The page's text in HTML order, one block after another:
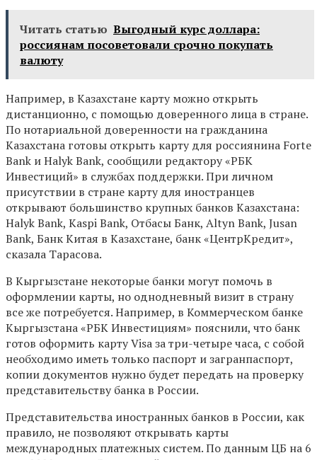
Читать статью Выгодный курс доллара:
россиянам посоветовали срочно покупать
валюту
Например, в Казахстане карту можно открыть
дистанционно, с помощью доверенного лица в стране.
По нотариальной доверенности на гражданина
Казахстана готовы открыть карту для россиянина Forte
Bank и Halyk Bank, сообщили редактору «РБК
Инвестиций» в службах поддержки. При личном
присутствии в стране карту для иностранцев
открывают большинство крупных банков Казахстана:
Halyk Bank, Kaspi Bank, Отбасы Банк, Altyn Bank, Jusan
Bank, Банк Китая в Казахстане, банк «ЦентрКредит»,
сказала Тарасова.
В Кыргызстане некоторые банки могут помочь в
оформлении карты, но однодневный визит в страну
все же потребуется. Например, в Коммерческом банке
Кыргызстана «РБК Инвестициям» пояснили, что банк
готов оформить карту Visa за три-четыре часа, с собой
необходимо иметь только паспорт и загранпаспорт,
копии документов нужно будет передать на проверку
представительству банка в России.
Представительства иностранных банков в России, как
правило, не позволяют открывать карты
международных платежных систем. По данным ЦБ на 6